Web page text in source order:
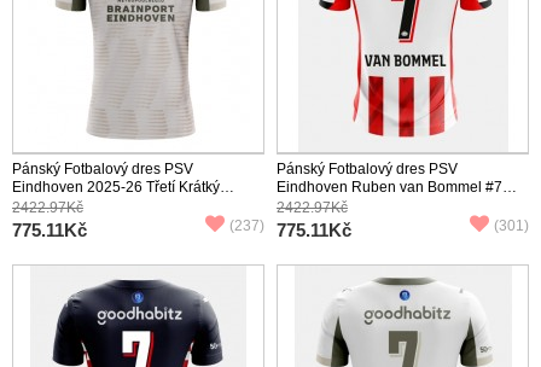
Pánský Fotbalový dres PSV
Eindhoven 2025-26 Třetí Krátký
Rukáv
2422.97Kč
775.11Kč (237)
Pánský Fotbalový dres PSV
Eindhoven Ruben van Bommel #7
2025-26 Domácí Krátký Rukáv
2422.97Kč
775.11Kč (301)